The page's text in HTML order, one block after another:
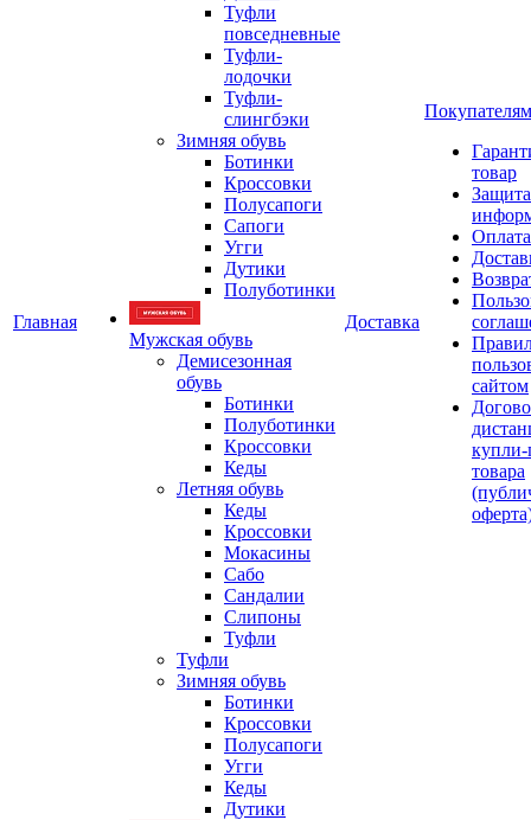
Главная
Туфли
повседневные
Туфли-
лодочки
Туфли-
слингбэки
Зимняя обувь
Ботинки
Кроссовки
Полусапоги
Сапоги
Угги
Дутики
Полуботинки
Мужская обувь
Демисезонная
обувь
Ботинки
Полуботинки
Кроссовки
Кеды
Летняя обувь
Кеды
Кроссовки
Мокасины
Сабо
Сандалии
Слипоны
Туфли
Туфли
Зимняя обувь
Ботинки
Кроссовки
Полусапоги
Угги
Кеды
Дутики
Доставка
Покупателям
товар
Защита
Оплата
сайтом
товара